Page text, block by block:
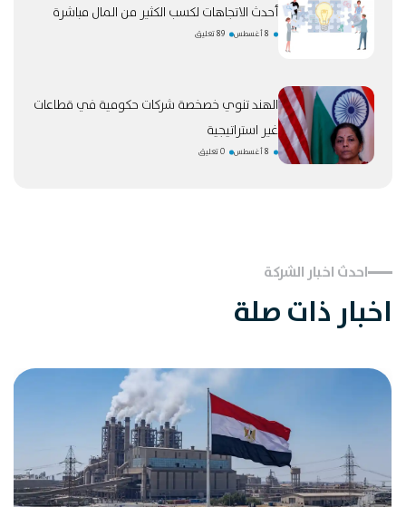
أحدث الاتجاهات لكسب الكثير من المال مباشرة
8 أغسطس 89 تعليق
الهند تنوي خصخصة شركات حكومية في قطاعات
غير استراتيجية
8 أغسطس 0 تعليق
احدث اخبار الشركة
اخبار ذات صلة